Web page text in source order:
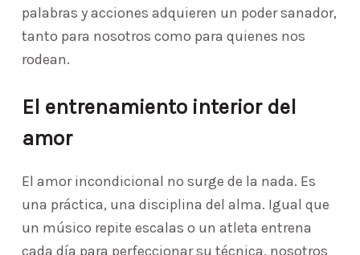
palabras y acciones adquieren un poder sanador,
tanto para nosotros como para quienes nos
rodean.
El entrenamiento interior del
amor
El amor incondicional no surge de la nada. Es
una práctica, una disciplina del alma. Igual que
un músico repite escalas o un atleta entrena
cada día para perfeccionar su técnica, nosotros